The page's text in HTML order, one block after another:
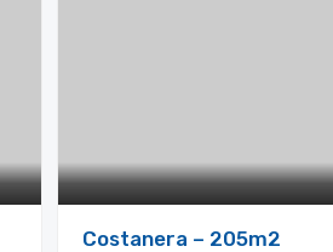
Costanera – 205m2